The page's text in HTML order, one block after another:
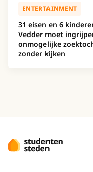
ENTERTAINMENT
31 eisen en 6
Vedder moet
onmogelijke
zonder kijken